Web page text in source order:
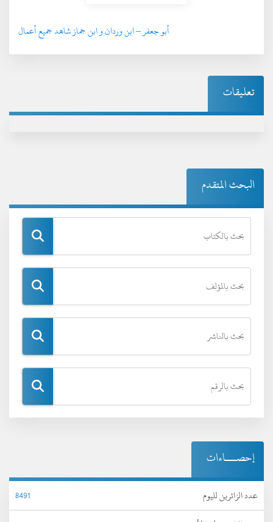
أبو جعفر – ابن وردان و ابن جماز شاهد جميع أعمال
تعليقات
البحث المتقدم
إحصـــاءات
عدد الزائرين لليوم
8491